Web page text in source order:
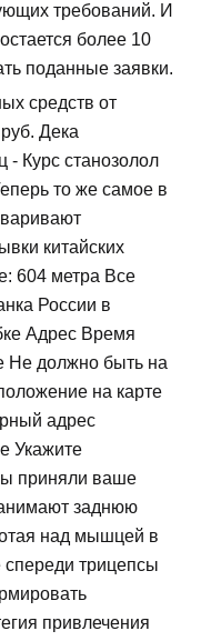
требований. И
более 10
поданные заявки.
средств от
Дека
Курс станозолол
то же самое в
китайских
604 метра Все
России в
Адрес Время
Не должно быть на
на карте
адрес
Укажите
приняли ваше
заднюю
над мышцей в
трицепсы
привлечения